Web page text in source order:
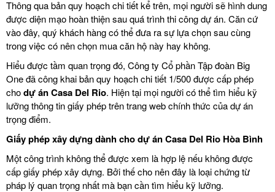
Thông qua bản quy hoạch chi tiết kể trên, mọi người sẽ hình dung
được diện mạo hoàn thiện sau quá trình thi công dự án. Căn cứ
vào đây, quý khách hàng có thể đưa ra sự lựa chọn sau cùng
trong việc có nên chọn mua căn hộ này hay không.
Hiểu được tầm quan trọng đó, Công ty Cổ phần Tập đoàn Big
One đã công khai bản quy hoạch chi tiết 1/500 được cấp phép
chodự án Casa Del Rio. Hiện tại mọi người có thể tìm hiểu kỹ
lưỡng thông tin giấy phép trên trang web chính thức của dự án
trọng điểm.
Giấy phép xây dựng dành cho dự án Casa Del Rio Hòa Bình
Một công trình không thể được xem là hợp lệ nếu không được
cấp giấy phép xây dựng. Bởi thế cho nên đây là loại chứng từ
pháp lý quan trọng nhất mà bạn cần tìm hiểu kỹ lưỡng.